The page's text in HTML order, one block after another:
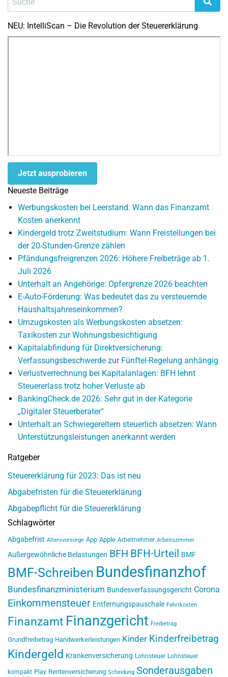
NEU: IntelliScan – Die Revolution der Steuererklärung
Jetzt ausprobieren
Neueste Beiträge
Werbungskosten bei Leerstand: Wann das Finanzamt
Kosten anerkennt
Kindergeld trotz Zweitstudium: Wann Freistellungen bei
der 20-Stunden-Grenze zählen
Pfändungsfreigrenzen 2026: Höhere Freibeträge ab 1.
Juli 2026
Unterhalt an Angehörige: Opfergrenze 2026 beachten
E-Auto-Förderung: Was bedeutet das zu versteuernde
Haushaltsjahreseinkommen?
Umzugskosten als Werbungskosten absetzen:
Taxikosten zur Wohnungsbesichtigung
Kapitalabfindung für Direktversicherung:
Verfassungsbeschwerde zur Fünftel-Regelung anhängig
Verlustverrechnung bei Kapitalanlagen: BFH lehnt
Steuererlass trotz hoher Verluste ab
BankingCheck.de 2026: Sehr gut in der Kategorie
„Digitaler Steuerberater“
Unterhalt an Schwiegereltern steuerlich absetzen: Wann
Unterstützungsleistungen anerkannt werden
Ratgeber
Steuererklärung für 2023: Das ist neu
Abgabefristen für die Steuererklärung
Abgabepflicht für die Steuererklärung
Schlagwörter
Abgabefrist Altersvorsorge App Apple Arbeitnehmer Arbeitszimmer
Außergewöhnliche Belastungen BFH BFH-Urteil BMF
BMF-Schreiben Bundesfinanzhof
Bundesfinanzministerium Bundesverfassungsgericht Corona
Einkommensteuer Entfernungspauschale Fahrtkosten
Finanzamt Finanzgericht Freibetrag
Grundfreibetrag Handwerkerleistungen Kinder Kinderfreibetrag
Kindergeld Krankenversicherung Lohnsteuer Lohnsteuer
kompakt Play Rentenversicherung Scheidung Sonderausgaben